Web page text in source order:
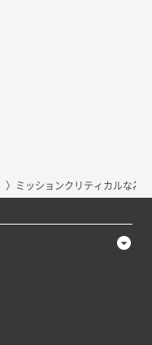
〉 ミッションクリティカルな為